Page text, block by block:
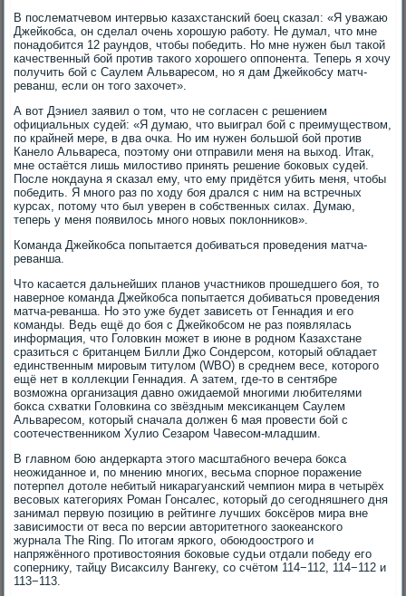
В послематчевом интервью казахстанский боец сказал: «Я уважаю
Джейкобса, он сделал очень хорошую работу. Не думал, что мне
понадобится 12 раундов, чтобы победить. Но мне нужен был такой
качественный бой против такого хорошего оппонента. Теперь я хочу
получить бой с Саулем Альваресом, но я дам Джейкобсу матч-
реванш, если он того захочет».
А вот Дэниел заявил о том, что не согласен с решением
официальных судей: «Я думаю, что выиграл бой с преимуществом,
по крайней мере, в два очка. Но им нужен большой бой против
Канело Альвареса, поэтому они отправили меня на выход. Итак,
мне остаётся лишь милостиво принять решение боковых судей.
После нокдауна я сказал ему, что ему придётся убить меня, чтобы
победить. Я много раз по ходу боя дрался с ним на встречных
курсах, потому что был уверен в собственных силах. Думаю,
теперь у меня появилось много новых поклонников».
Команда Джейкобса попытается добиваться проведения матча-
реванша.
Что касается дальнейших планов участников прошедшего боя, то
наверное команда Джейкобса попытается добиваться проведения
матча-реванша. Но это уже будет зависеть от Геннадия и его
команды. Ведь ещё до боя с Джейкобсом не раз появлялась
информация, что Головкин может в июне в родном Казахстане
сразиться с британцем Билли Джо Сондерсом, который обладает
единственным мировым титулом (WBO) в среднем весе, которого
ещё нет в коллекции Геннадия. А затем, где-то в сентябре
возможна организация давно ожидаемой многими любителями
бокса схватки Головкина со звёздным мексиканцем Саулем
Альваресом, который сначала должен 6 мая провести бой с
соотечественником Хулио Сезаром Чавесом-младшим.
В главном бою андеркарта этого масштабного вечера бокса
неожиданное и, по мнению многих, весьма спорное поражение
потерпел дотоле небитый никарагуанский чемпион мира в четырёх
весовых категориях Роман Гонсалес, который до сегодняшнего дня
занимал первую позицию в рейтинге лучших боксёров мира вне
зависимости от веса по версии авторитетного заокеанского
журнала The Ring. По итогам яркого, обоюдоострого и
напряжённого противостояния боковые судьи отдали победу его
сопернику, тайцу Висаксилу Вангеку, со счётом 114−112, 114−112 и
113−113.